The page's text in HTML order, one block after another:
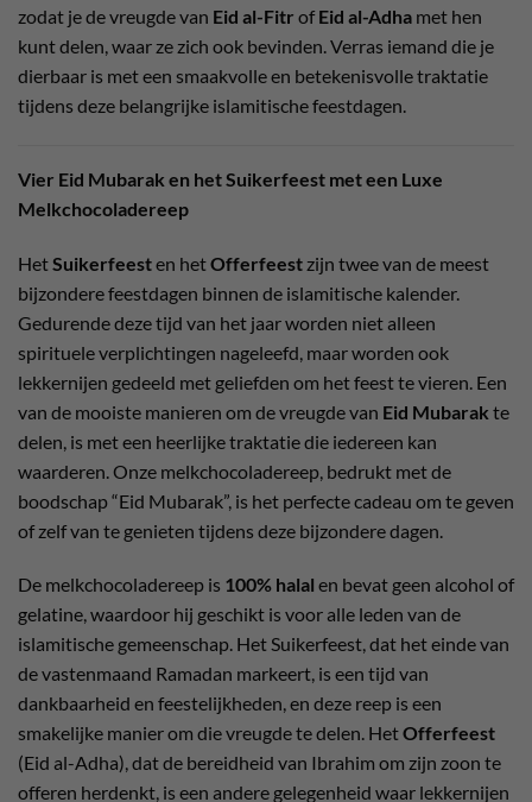
zodat je de vreugde van Eid al-Fitr of Eid al-Adha met hen
kunt delen, waar ze zich ook bevinden. Verras iemand die je
dierbaar is met een smaakvolle en betekenisvolle traktatie
tijdens deze belangrijke islamitische feestdagen.
Vier Eid Mubarak en het Suikerfeest met een Luxe
Melkchocoladereep
Het Suikerfeesten hetOfferfeest zijn twee van de meest
bijzondere feestdagen binnen de islamitische kalender.
Gedurende deze tijd van het jaar worden niet alleen
spirituele verplichtingen nageleefd, maar worden ook
lekkernijen gedeeld met geliefden om het feest te vieren. Een
van de mooiste manieren om de vreugde van Eid Mubarak te
delen, is met een heerlijke traktatie die iedereen kan
waarderen. Onze melkchocoladereep, bedrukt met de
boodschap “Eid Mubarak”, is het perfecte cadeau om te geven
of zelf van te genieten tijdens deze bijzondere dagen.
De melkchocoladereep is 100% halal en bevat geen alcohol of
gelatine, waardoor hij geschikt is voor alle leden van de
islamitische gemeenschap. Het Suikerfeest, dat het einde van
de vastenmaand Ramadan markeert, is een tijd van
dankbaarheid en feestelijkheden, en deze reep is een
smakelijke manier om die vreugde te delen. HetOfferfeest
(Eid al-Adha), dat de bereidheid van Ibrahim om zijn zoon te
offeren herdenkt, is een andere gelegenheid waar lekkernijen